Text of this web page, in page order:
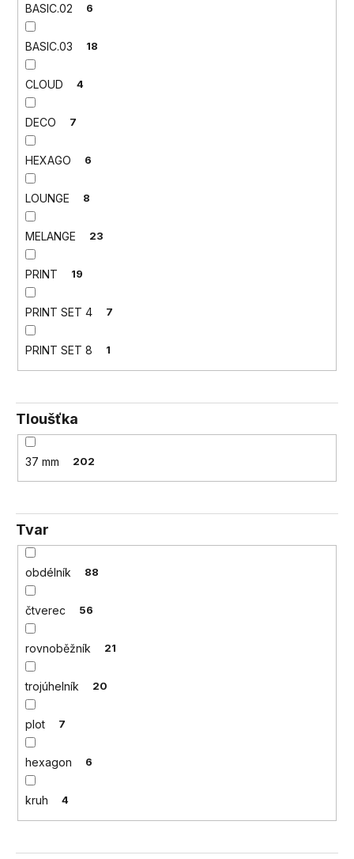
BASIC.02 6
BASIC.03 18
CLOUD 4
DECO 7
HEXAGO 6
LOUNGE 8
MELANGE 23
PRINT 19
PRINT SET 4 7
PRINT SET 8 1
Tloušťka
37 mm 202
Tvar
obdélník 88
čtverec 56
rovnoběžník 21
trojúhelník 20
plot 7
hexagon 6
kruh 4